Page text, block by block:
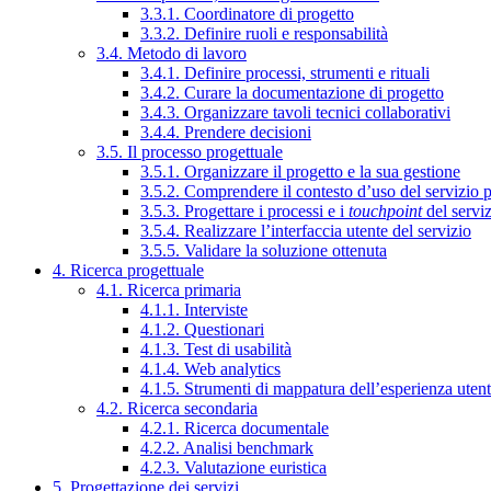
3.3.1. Coordinatore di progetto
3.3.2. Definire ruoli e responsabilità
3.4. Metodo di lavoro
3.4.1. Definire processi, strumenti e rituali
3.4.2. Curare la documentazione di progetto
3.4.3. Organizzare tavoli tecnici collaborativi
3.4.4. Prendere decisioni
3.5. Il processo progettuale
3.5.1. Organizzare il progetto e la sua gestione
3.5.2. Comprendere il contesto d’uso del servizio
3.5.3. Progettare i processi e i touchpointdel
3.5.4. Realizzare l’interfaccia utente del servizio
3.5.5. Validare la soluzione ottenuta
4. Ricerca progettuale
4.1. Ricerca primaria
4.1.1. Interviste
4.1.2. Questionari
4.1.3. Test di usabilità
4.1.4. Web analytics
4.1.5. Strumenti di mappatura dell’esperienza
4.2. Ricerca secondaria
4.2.1. Ricerca documentale
4.2.2. Analisi benchmark
4.2.3. Valutazione euristica
5. Progettazione dei servizi